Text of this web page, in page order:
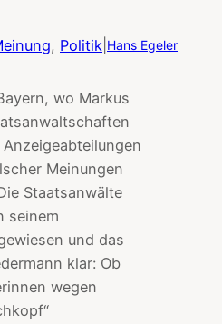
, Politik Hans Egeler
wo Markus
Meinungen
Staatsanwälte
seinem
und das
klar: Ob
wegen